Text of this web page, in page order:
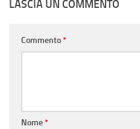
LASCIA UN COMMENTO
Commento*
Nome*